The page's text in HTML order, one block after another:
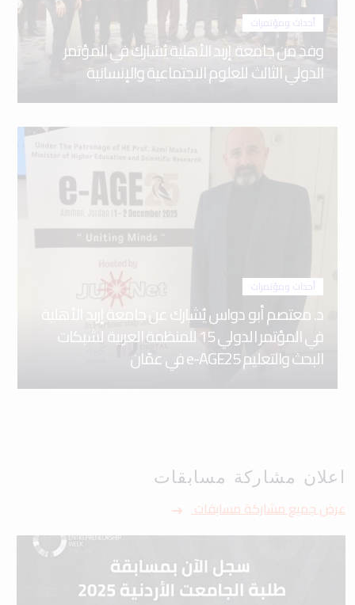
أحداث ومؤتمرات
وفد من جامعة إربد الأهلية يُشارك في المؤتمر
الدولي الثالث للعلوم الاجتماعية والإنسانية
أحداث ومؤتمرات
د. معتصم أبو دواس يُشارك عن جامعة إربد الأهلية
في المؤتمر الدولي 15 للمنظمة العربية لشبكات
البحث والتعليم e-AGE25 في عمّان
اعلان مشاركة مسابقات
عرض جميع مشاركة مسابقات